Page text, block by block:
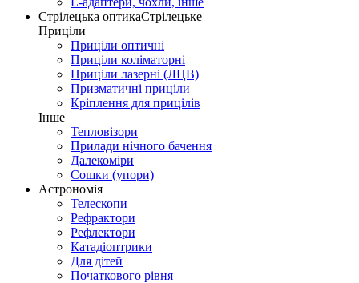
Стрілецька оптикаСтрілецьке
Приціли
Приціли оптичні
Приціли коліматорні
Приціли лазерні (ЛЦВ)
Призматичні приціли
Кріплення для прицілів
Інше
Тепловізори
Прилади нічного бачення
Далекоміри
Сошки (упори)
Астрономія
Телескопи
Рефрактори
Рефлектори
Катадіоптрики
Для дітей
Початкового рівня